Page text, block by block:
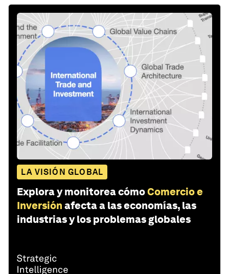
LA VISIÓN GLOBAL
Explora y monitorea cómoComercio e
Inversión afecta a las economías, las
industrias y los problemas globales